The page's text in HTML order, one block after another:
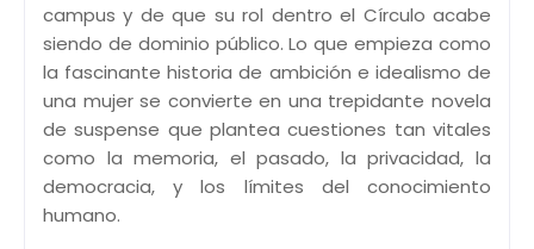
campus y de que su rol dentro el Círculo acabe
siendo de dominio público. Lo que empieza como
la fascinante historia de ambición e idealismo de
una mujer se convierte en una trepidante novela
de suspense que plantea cuestiones tan vitales
como la memoria, el pasado, la privacidad, la
democracia, y los límites del conocimiento
humano.